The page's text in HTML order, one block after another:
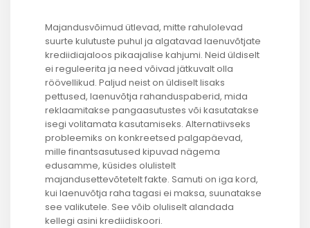
Majandusvõimud ütlevad, mitte rahulolevad
suurte kulutuste puhul ja algatavad laenuvõtjate
krediidiajaloos pikaajalise kahjumi. Neid üldiselt
ei reguleerita ja need võivad jätkuvalt olla
röövellikud. Paljud neist on üldiselt lisaks
pettused, laenuvõtja rahanduspaberid, mida
reklaamitakse pangaasutustes või kasutatakse
isegi volitamata kasutamiseks. Alternatiivseks
probleemiks on konkreetsed palgapäevad,
mille finantsasutused kipuvad nägema
edusamme, küsides olulistelt
majandusettevõtetelt fakte. Samuti on iga kord,
kui laenuvõtja raha tagasi ei maksa, suunatakse
see valikutele. See võib oluliselt alandada
kellegi asini krediidiskoori.